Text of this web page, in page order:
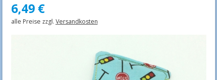
6,49 €
alle Preise zzgl. Versandkosten